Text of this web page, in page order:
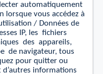
automatiquement
lorsque vous accédez à
/ Données de
IP, les ﬁchiers
des appareils,
de navigateur, tous
pour quitter ou
d’autres informations